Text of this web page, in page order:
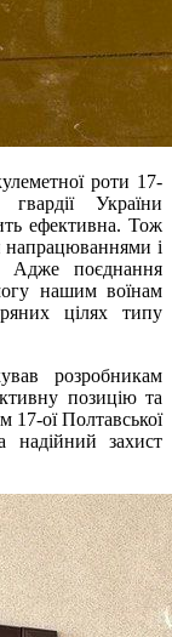
роти 17-
України
ефективна. Тож
напрацюваннями і
Адже поєднання
нашим воїнам
цілях типу
розробникам
позицію та
ої Полтавської
надійний захист